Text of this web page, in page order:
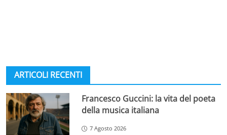
ARTICOLI RECENTI
Francesco Guccini: la vita del poeta
della musica italiana
7 Agosto 2026